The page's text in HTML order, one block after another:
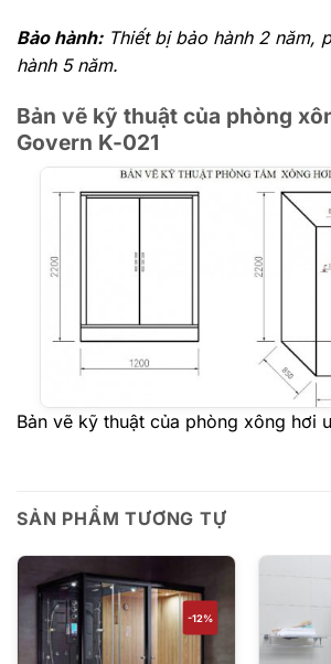
Bảo hành:Thiết bị bảo hành 2 năm,
hành 5 năm.
Bản vẽ kỹ thuật của phòng
Govern K-021
Bản vẽ kỹ thuật của phòng xông hơi
SẢN PHẨM TƯƠNG TỰ
-12%